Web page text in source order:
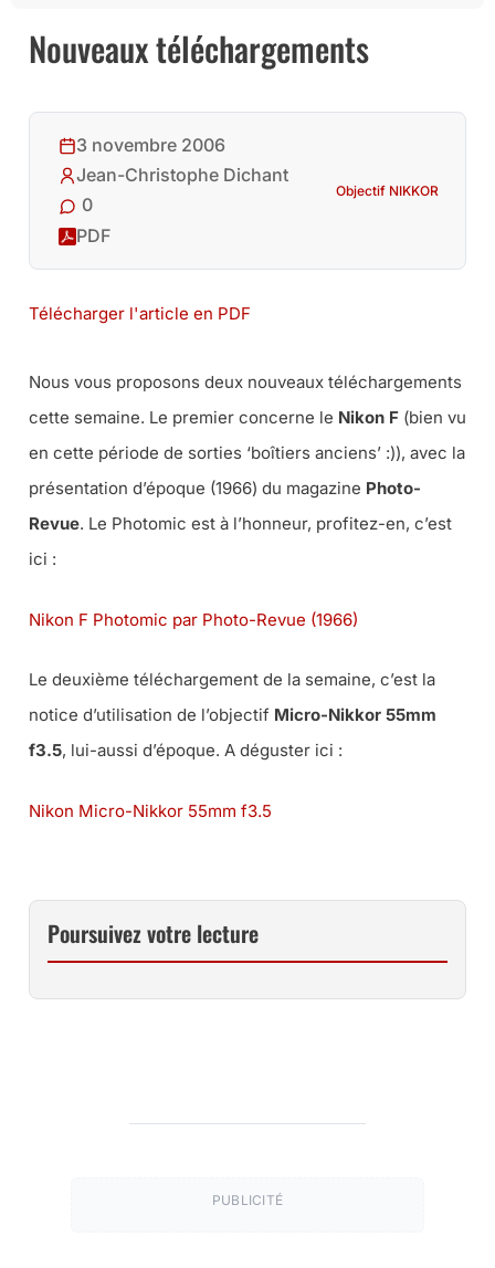
Nouveaux téléchargements
3 novembre 2006
Jean-Christophe Dichant
0
PDF
Objectif NIKKOR
Télécharger l'article en PDF
Nous vous proposons deux nouveaux téléchargements
cette semaine. Le premier concerne le Nikon F (bien vu
en cette période de sorties ‘boîtiers anciens’ :)), avec la
présentation d’époque (1966) du magazine Photo-
Revue. Le Photomic est à l’honneur, profitez-en, c’est
ici :
Nikon F Photomic par Photo-Revue (1966)
Le deuxième téléchargement de la semaine, c’est la
notice d’utilisation de l’objectif Micro-Nikkor 55mm
f3.5, lui-aussi d’époque. A déguster ici :
Nikon Micro-Nikkor 55mm f3.5
Poursuivez votre lecture
PUBLICITÉ